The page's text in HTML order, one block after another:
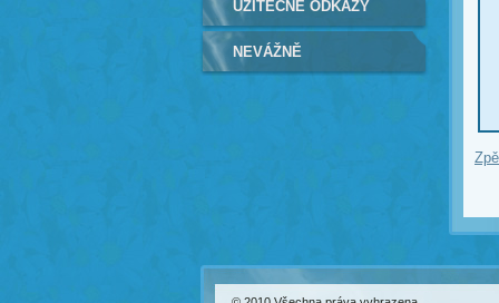
UŽITEČNÉ ODKAZY
NEVÁŽNĚ